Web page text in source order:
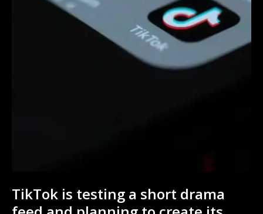
TikTok is testing a short drama